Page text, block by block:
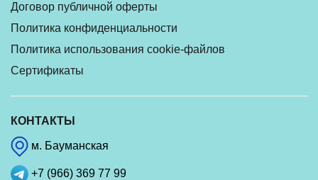
Договор публичной оферты
Политика конфиденциальности
Политика использования cookie-файлов
Сертификаты
КОНТАКТЫ
м. Бауманская
+7 (966) 369 77 99